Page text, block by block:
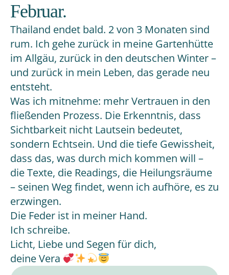
Februar.
Thailand endet bald. 2 von 3 Monaten sind
rum. Ich gehe zurück in meine Gartenhütte
im Allgäu, zurück in den deutschen Winter –
und zurück in mein Leben, das gerade neu
entsteht.
Was ich mitnehme: mehr Vertrauen in den
fließenden Prozess. Die Erkenntnis, dass
Sichtbarkeit nicht Lautsein bedeutet,
sondern Echtsein. Und die tiefe Gewissheit,
dass das, was durch mich kommen will –
die Texte, die Readings, die Heilungsräume
– seinen Weg findet, wenn ich aufhöre, es zu
erzwingen.
Die Feder ist in meiner Hand.
Ich schreibe.
Licht, Liebe und Segen für dich,
deine Vera